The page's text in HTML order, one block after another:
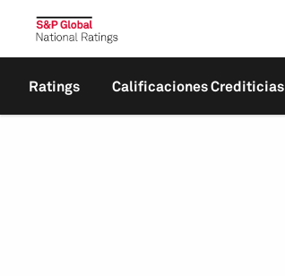
Ratings Calificaciones Crediticias